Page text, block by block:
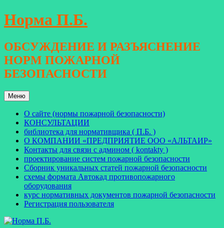
Перейти
к
Норма П.Б.
ОБСУЖДЕНИЕ И РАЗЪЯСНЕНИЕ
НОРМ ПОЖАРНОЙ
БЕЗОПАСНОСТИ
Меню
О сайте (нормы пожарной безопасности)
КОНСУЛЬТАЦИИ
библиотека для нормативщика ( П.Б. )
О КОМПАНИИ «ПРЕДПРИЯТИЕ ООО «АЛЬТАИР»
Контакты для связи с админом ( kontakty )
проектирование систем пожарной безопасности
Сборник уникальных статей пожарной безопасности
схемы формата Автокад противопожарного
оборудования
курс нормативных документов пожарной безопасности
Регистрация пользователя